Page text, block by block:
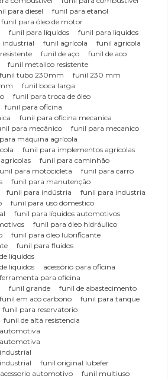
para diesel
funil para etanol
funil para óleo de motor
funil para líquidos
funil para liquidos
industrial funil agrícola
funil agricola
funil de aço
funil de aco
funil metalico resistente
funil tubo 230mm
funil 230 mm
funil boca larga
funil para troca de óleo
funil para oficina
funil para oficina mecanica
para mecânico
funil para mecanico
máquina agrícola
funil para implementos agrícolas
funil para caminhão
para motocicleta
funil para carro
funil para manutenção
funil para indústria
funil para industria
funil para uso domestico
funil para líquidos automotivos
funil para óleo hidráulico
funil para óleo lubrificante
funil para fluidos
líquidos
liquidos
acessório para oficina
ferramenta para oficina
funil grande
funil de abastecimento
funil em aco carbono
funil para tanque
funil para reservatorio
funil de alta resistencia
funil original lubefer
acessorio automotivo
funil multiuso